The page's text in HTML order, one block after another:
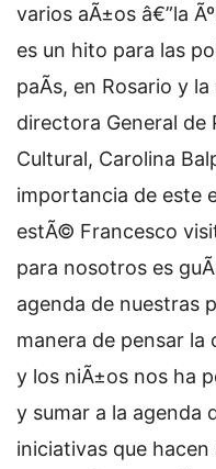
varios aÃ±os â€”la
es un hito para las
paÃ­s, en Rosario y
directora General de
Cultural, Carolina
importancia de este
estÃ© Francesco
para nosotros es
agenda de nuestras
manera de pensar la
y los niÃ±os nos ha
y sumar a la agenda
iniciativas que hacen